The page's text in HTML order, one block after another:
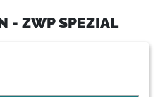
GmbH 1
- ZWP SPEZIAL